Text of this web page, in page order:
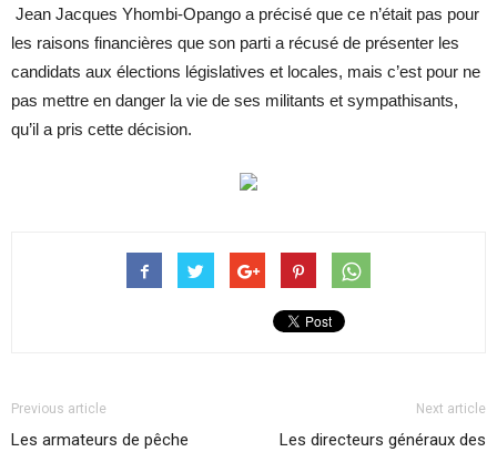
Jean Jacques Yhombi-Opango a précisé que ce n’était pas pour
les raisons financières que son parti a récusé de présenter les
candidats aux élections législatives et locales, mais c’est pour ne
pas mettre en danger la vie de ses militants et sympathisants,
qu’il a pris cette décision.
Previous article
Les armateurs de pêche
Next article
Les directeurs généraux des